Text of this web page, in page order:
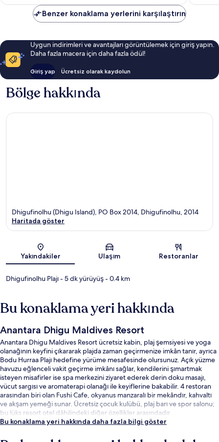
Benzer konaklama yerlerini karşılaştırın
Uygun indirimleri ve avantajları görüntülemek için giriş yapın.
Daha fazla macera için daha fazla ödül!
Giriş yap Ücretsiz olarak kaydolun
Bölge hakkında
Harita
Dhigufinolhu (Dhigu Island), PO Box 2014, Dhigufinolhu, 2014
Haritada göster
Yakındakiler Ulaşım Restoranlar
Dhigufinolhu Plajı- 5 dk yürüyüş- 0.4 km
Bu konaklama yeri hakkında
Anantara Dhigu Maldives Resort
Anantara Dhigu Maldives Resort ücretsiz kabin, plaj şemsiyesi ve yoga
olanağının keyfini çıkararak plajda zaman geçirmenize imkân tanır, ayrıca
Bodu Hurraa Plajı hedefine yürüme mesafesinde olursunuz. Açık yüzme
havuzu eğlenceli vakit geçirme imkânı sağlar, kendilerini şımartmak
isteyen misafirler ise spa merkezini ziyaret ederek derin doku masajı,
vücut sargısı ve aromaterapi olanağı ile keyiflerine bakabilir. 4 restoran
arasından biri olan Fushi Cafe, okyanus manzaralı bir mekândır, kahvaltı
ve akşam yemeği sunar. Ücretsiz çocuk kulübü, plaj barı ve spor salonu;
bu lüks resort otel dâhilindeki diğer özellikler arasındadır.
Bu konaklama yeri hakkında daha fazla bilgi göster